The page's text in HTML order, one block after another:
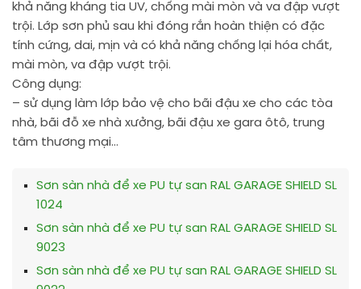
khả năng kháng tia UV, chống mài mòn và va đập vượt
trội. Lớp sơn phủ sau khi đóng rắn hoàn thiện có đặc
tính cứng, dai, mịn và có khả năng chống lại hóa chất,
mài mòn, va đập vượt trội.
Công dụng:
– sử dụng làm lớp bảo vệ cho bãi đậu xe cho các tòa
nhà, bãi đỗ xe nhà xưởng, bãi đậu xe gara ôtô, trung
tâm thương mại…
Sơn sàn nhà để xe PU tự san RAL GARAGE SHIELD SL
1024
Sơn sàn nhà để xe PU tự san RAL GARAGE SHIELD SL
9023
Sơn sàn nhà để xe PU tự san RAL GARAGE SHIELD SL